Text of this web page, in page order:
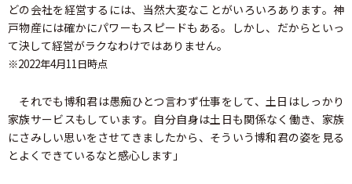
どの会社を経営するには、当然大変なことがいろいろあります。神
戸物産には確かにパワーもスピードもある。しかし、だからといっ
て決して経営がラクなわけではありません。
※2022年4月11日時点
それでも博和君は愚痴ひとつ言わず仕事をして、土日はしっかり
家族サービスもしています。自分自身は土日も関係なく働き、家族
にさみしい思いをさせてきましたから、そういう博和君の姿を見る
とよくできているなと感心します」